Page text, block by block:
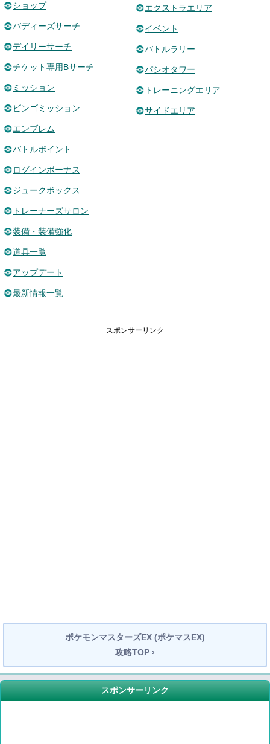
ショップ
バディーズサーチ
デイリーサーチ
チケット専用Bサーチ
ミッション
ビンゴミッション
エンブレム
バトルポイント
ログインボーナス
ジュークボックス
トレーナーズサロン
装備・装備強化
道具一覧
アップデート
最新情報一覧
エクストラエリア
イベント
バトルラリー
パシオタワー
トレーニングエリア
サイドエリア
スポンサーリンク
ポケモンマスターズEX (ポケマスEX)
攻略TOP ›
スポンサーリンク